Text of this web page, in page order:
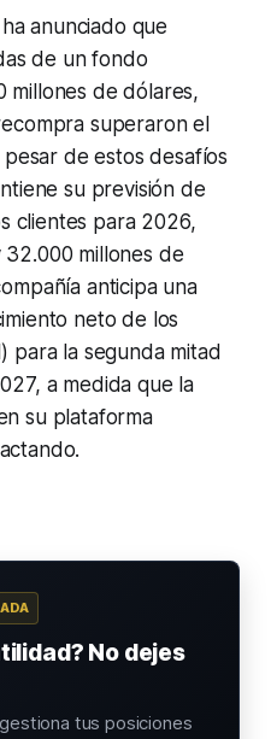
anunciado que
de un fondo
millones de dólares,
superaron el
de estos desafíos
su previsión de
clientes para 2026,
millones de
anticipa una
neto de los
para la segunda mitad
a medida que la
su plataforma
No dejes
tus posiciones